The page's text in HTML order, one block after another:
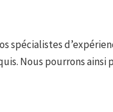
spécialistes
Nous pourrons ainsi